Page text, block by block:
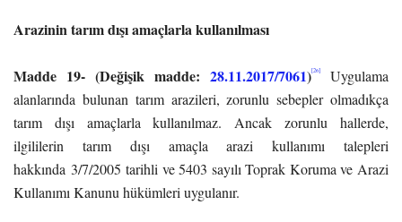
Arazinin tarım dışı amaçlarla kullanılması
Madde 19- (Değişik madde: 28.11.2017/7061)[26]
Uygulama
alanlarında bulunan tarım arazileri, zorunlu sebepler olmadıkça
tarım dışı amaçlarla kullanılmaz. Ancak zorunlu hallerde,
ilgililerin tarım dışı amaçla arazi kullanımı talepleri
hakkında 3/7/2005 tarihli ve 5403 sayılı Toprak Koruma ve Arazi
Kullanımı Kanunu hükümleri uygulanır.